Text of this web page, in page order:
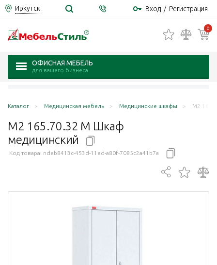
Иркутск Вход / Регистрация
0
ОФИСНАЯ МЕБЕЛЬ
для вашего бизнеса
Каталог Медицинская мебель Медицинские шкафы М2
М2 165.70.32 М Шкаф
медицинский
Код товара: ndeb8413c-453d-11ed-a80f-7085c2a41b7a